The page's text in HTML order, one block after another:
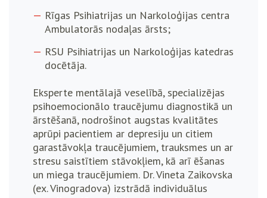
Rīgas Psihiatrijas un Narkoloģijas centra
Ambulatorās nodaļas ārsts;
RSU Psihiatrijas un Narkoloģijas katedras
docētāja.
Eksperte mentālajā veselībā, specializējas
psihoemocionālo traucējumu diagnostikā un
ārstēšanā, nodrošinot augstas kvalitātes
aprūpi pacientiem ar depresiju un citiem
garastāvokļa traucējumiem, trauksmes un ar
stresu saistītiem stāvokļiem, kā arī ēšanas
un miega traucējumiem. Dr. Vineta Zaikovska
(ex. Vinogradova) izstrādā individuālus